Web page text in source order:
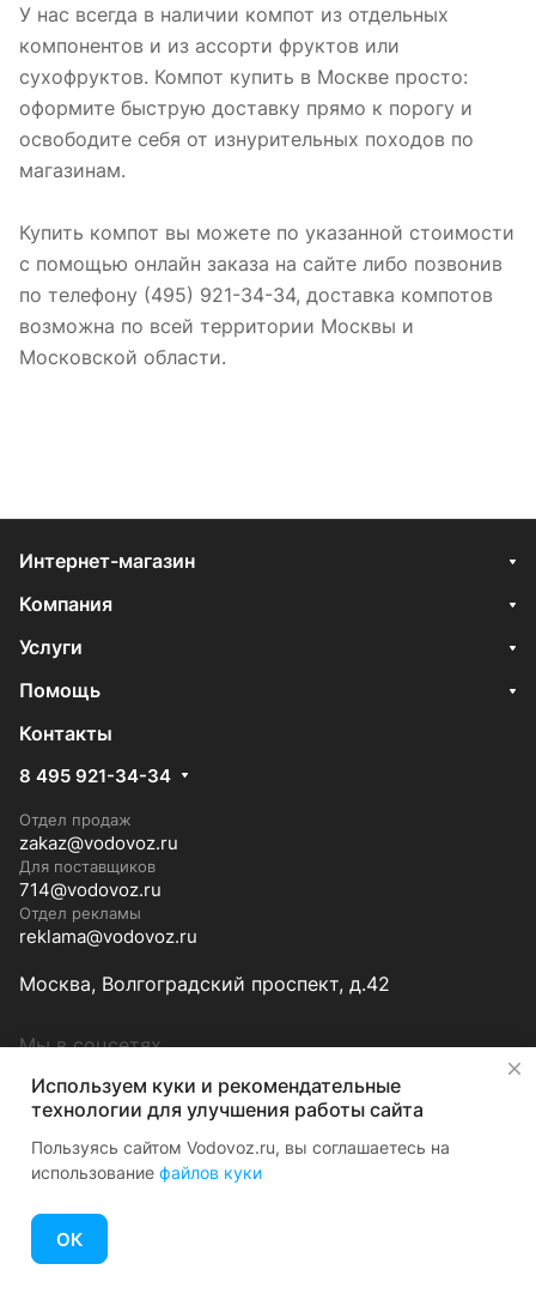
У нас всегда в наличии компот из отдельных
компонентов и из ассорти фруктов или
сухофруктов. Компот купить в Москве просто:
оформите быструю доставку прямо к порогу и
освободите себя от изнурительных походов по
магазинам.
Купить компот вы можете по указанной стоимости
с помощью онлайн заказа на сайте либо позвонив
по телефону (495) 921-34-34, доставка компотов
возможна по всей территории Москвы и
Московской области.
Интернет-магазин
Компания
Услуги
Помощь
Контакты
8 495 921-34-34
Отдел продаж
zakaz@vodovoz.ru
Для поставщиков
714@vodovoz.ru
Отдел рекламы
reklama@vodovoz.ru
Москва, Волгоградский проспект, д.42
Мы в соцсетях
© 2026 Водовоз.RU
Конфиденциальность
Главная
Используем куки и рекомендательные
технологии для улучшения работы сайта
Пользуясь сайтом Vodovoz.ru, вы соглашаетесь на
использование файлов куки
ОК